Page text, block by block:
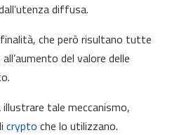
diffusa.
che però risultano tutte
del valore delle
tale meccanismo,
crypto che lo utilizzano.